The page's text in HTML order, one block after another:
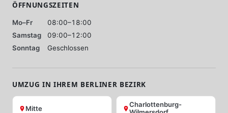
ÖFFNUNGSZEITEN
Mo–Fr
08:00–18:00
Samstag
09:00–12:00
Sonntag
Geschlossen
UMZUG IN IHREM BERLINER BEZIRK
Mitte
Charlottenburg-